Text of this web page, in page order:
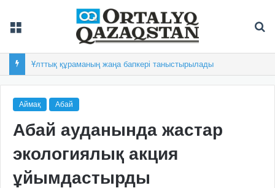
Ұлттық құраманың жаңа бапкері таныстырылады
Аймақ Абай
Абай ауданында жастар
экологиялық акция
ұйымдастырды